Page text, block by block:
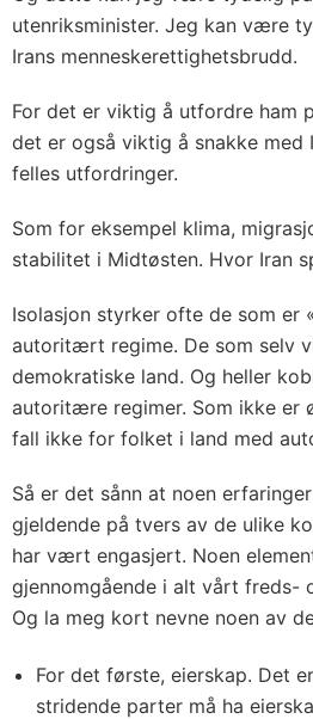
utenriksminister. Jeg kan være
Irans menneskerettighetsbrudd.
For det er viktig å utfordre ham
det er også viktig å snakke med
felles utfordringer.
Som for eksempel klima,
stabilitet i Midtøsten. Hvor Iran
Isolasjon styrker ofte de som er
autoritært regime. De som selv
demokratiske land. Og heller
autoritære regimer. Som ikke er
fall ikke for folket i land med
Så er det sånn at noen
gjeldende på tvers av de ulike
har vært engasjert. Noen
gjennomgående i alt vårt freds-
Og la meg kort nevne noen av
For det første, eierskap. Det
stridende parter må ha